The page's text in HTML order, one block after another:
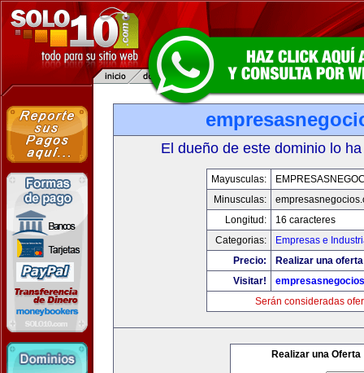
El dueño de este dominio lo
Mayusculas:
Minusculas:
Longitud:
16 caracteres
Categorias:
Empresas e
Precio:
Realizar una
Visitar!
Serán consideradas
Realizar una Oferta